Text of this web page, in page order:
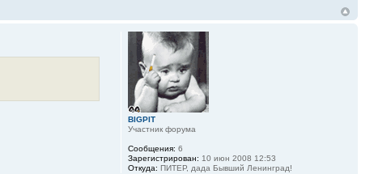
BIGPIT
Участник форума
Сообщения: 6
Зарегистрирован: 10 июн 2008 12:53
Откуда: ПИТЕР, дада Бывший Ленинград!